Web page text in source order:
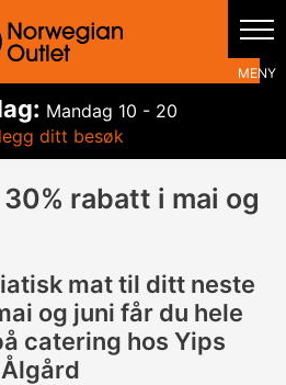
Mandag 10 - 20
ditt besøk
rabatt i mai og
mat til ditt neste
og juni får du hele
catering hos Yips
Ålgård